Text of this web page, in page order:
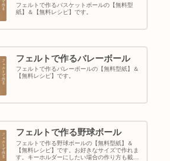
フェルトで作るバスケットボールの【無料型
紙】＆【無料レシピ】です。
フェルトで作るバレーボール
フェルトで作るバレーボールの【無料型紙】＆
【無料レシピ】です。
フェルトで作る野球ボール
フェルトで作る野球ボールの【無料型紙】＆
【無料レシピ】です。お好きなサイズで作れま
す。キーホルダーにしたい場合の作り方も載せ